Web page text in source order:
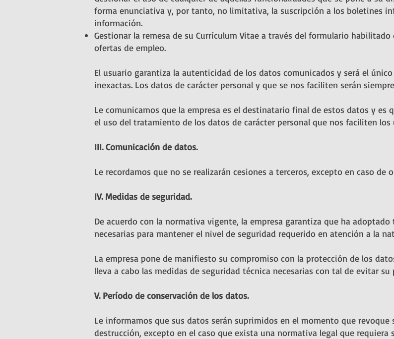
forma enunciativa y, por tanto, no limitativa, la suscripción a los boletines
información.
Gestionar la remesa de su Currículum Vitae a través del formulario
ofertas de empleo.
El usuario garantiza la autenticidad de los datos comunicados y será el
inexactas. Los datos de carácter personal y que se nos faciliten serán
Le comunicamos que la empresa es el destinatario final de estos datos y
el uso del tratamiento de los datos de carácter personal que nos faciliten los
III. Comunicación de datos.
Le recordamos que no se realizarán cesiones a terceros, excepto en caso de
IV. Medidas de seguridad.
De acuerdo con la normativa vigente, la empresa garantiza que ha
necesarias para mantener el nivel de seguridad requerido en atención a la
La empresa pone de manifiesto su compromiso con la protección de los
lleva a cabo las medidas de seguridad técnica necesarias con tal de evitar
V. Período de conservación de los datos.
Le informamos que sus datos serán suprimidos en el momento que
destrucción, excepto en el caso que exista una normativa legal que requiera